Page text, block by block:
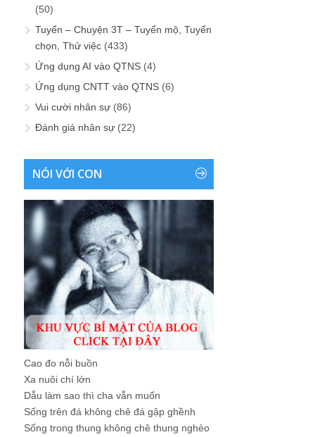
(50)
Tuyển – Chuyện 3T – Tuyển mộ, Tuyển
chọn, Thử việc (433)
Ứng dụng AI vào QTNS (4)
Ứng dụng CNTT vào QTNS (6)
Vui cười nhân sự (86)
Đánh giá nhân sự (22)
NÓI VỚI CON
Cao đo nỗi buồn
Xa nuôi chí lớn
Dẫu làm sao thì cha vẫn muốn
Sống trên đá không chê đá gập ghềnh
Sống trong thung không chê thung nghèo